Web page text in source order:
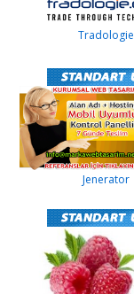
Tradologie
Jenerator